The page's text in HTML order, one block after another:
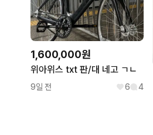
1,600,000원
위아위스 txt 판/대 네고 ㄱㄴ
9일 전 6 4